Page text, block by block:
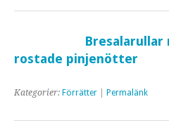
Bresalarullar
rostade pinjenötter
Kategorier: Förrätter Permalänk